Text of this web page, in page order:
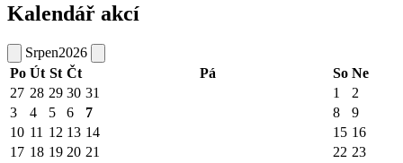
Kalendář akcí
Srpen2026
Po Út St Čt Pá So Ne
27 28 29 30 31 1
2
3
4 5 6 7 8
9
10 11 12 13 14 15 16
17 18 19 20 21 22 23